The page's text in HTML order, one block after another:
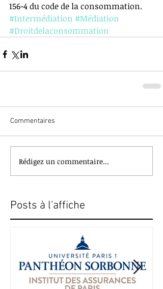
156-4 du code de la consommation.
#Intermédiation #Médiation
#Droitdelaconsommation
Commentaires
Rédigez un commentaire...
Posts à l'affiche